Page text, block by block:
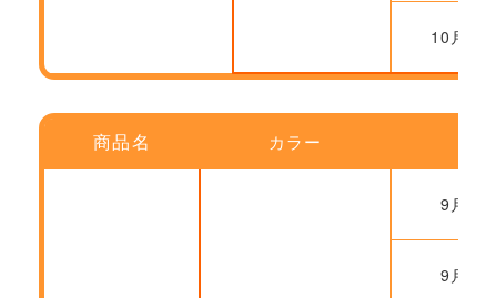
10月20
商品名 カラー
9月22
9月29